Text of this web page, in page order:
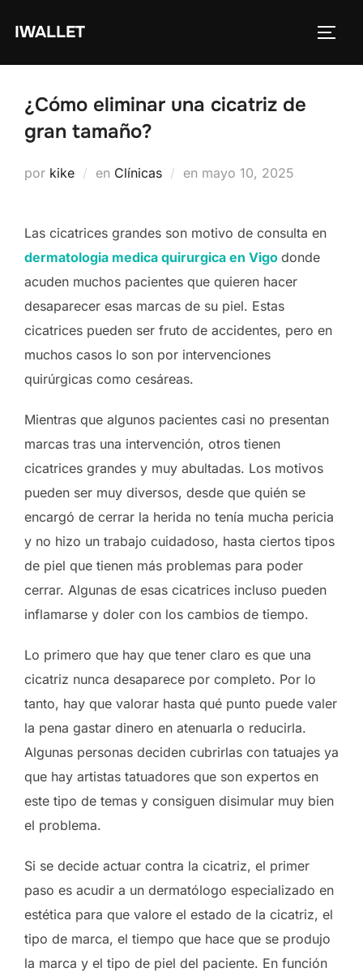
IWALLET
¿Cómo eliminar una cicatriz de
gran tamaño?
por kike en Clínicas en Publicado
mayo 10, 2025
Las cicatrices grandes son motivo de consulta en
dermatologia medica quirurgica en Vigo donde
acuden muchos pacientes que quieren hacer
desaparecer esas marcas de su piel. Estas
cicatrices pueden ser fruto de accidentes, pero en
muchos casos lo son por intervenciones
quirúrgicas como cesáreas.
Mientras que algunos pacientes casi no presentan
marcas tras una intervención, otros tienen
cicatrices grandes y muy abultadas. Los motivos
pueden ser muy diversos, desde que quién se
encargó de cerrar la herida no tenía mucha pericia
y no hizo un trabajo cuidadoso, hasta ciertos tipos
de piel que tienen más problemas para poder
cerrar. Algunas de esas cicatrices incluso pueden
inflamarse y doler con los cambios de tiempo.
Lo primero que hay que tener claro es que una
cicatriz nunca desaparece por completo. Por lo
tanto, hay que valorar hasta qué punto puede valer
la pena gastar dinero en atenuarla o reducirla.
Algunas personas deciden cubrirlas con tatuajes ya
que hay artistas tatuadores que son expertos en
este tipo de temas y consiguen disimular muy bien
el problema.
Si se decide actuar contra la cicatriz, el primer
paso es acudir a un dermatólogo especializado en
estética para que valore el estado de la cicatriz, el
tipo de marca, el tiempo que hace que se produjo
la marca y el tipo de piel del paciente. En función